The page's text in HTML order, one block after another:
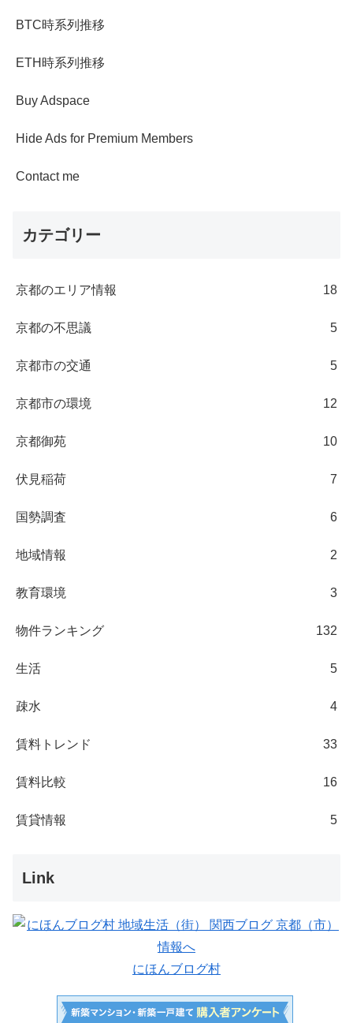
BTC時系列推移
ETH時系列推移
Buy Adspace
Hide Ads for Premium Members
Contact me
カテゴリー
京都のエリア情報 18
京都の不思議 5
京都市の交通 5
京都市の環境 12
京都御苑 10
伏見稲荷 7
国勢調査 6
地域情報 2
教育環境 3
物件ランキング 132
生活 5
疎水 4
賃料トレンド 33
賃料比較 16
賃貸情報 5
Link
にほんブログ村